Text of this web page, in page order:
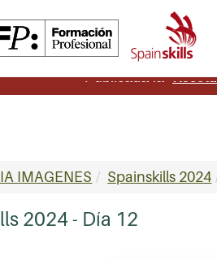
Publicada la
IMAGENES Spainskills 2024
2024 - Día 12